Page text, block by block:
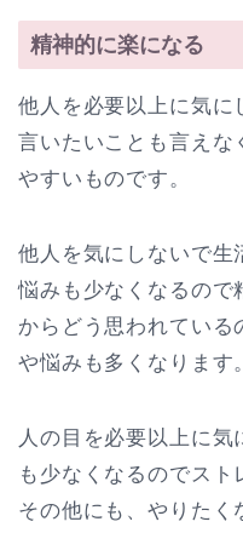
精神的に楽になる
他人を必要以上に気に
言いたいことも言えな
やすいものです。
他人を気にしないで生
悩みも少なくなるので
からどう思われている
や悩みも多くなります。
人の目を必要以上に
も少なくなるのでスト
その他にも、やりたく